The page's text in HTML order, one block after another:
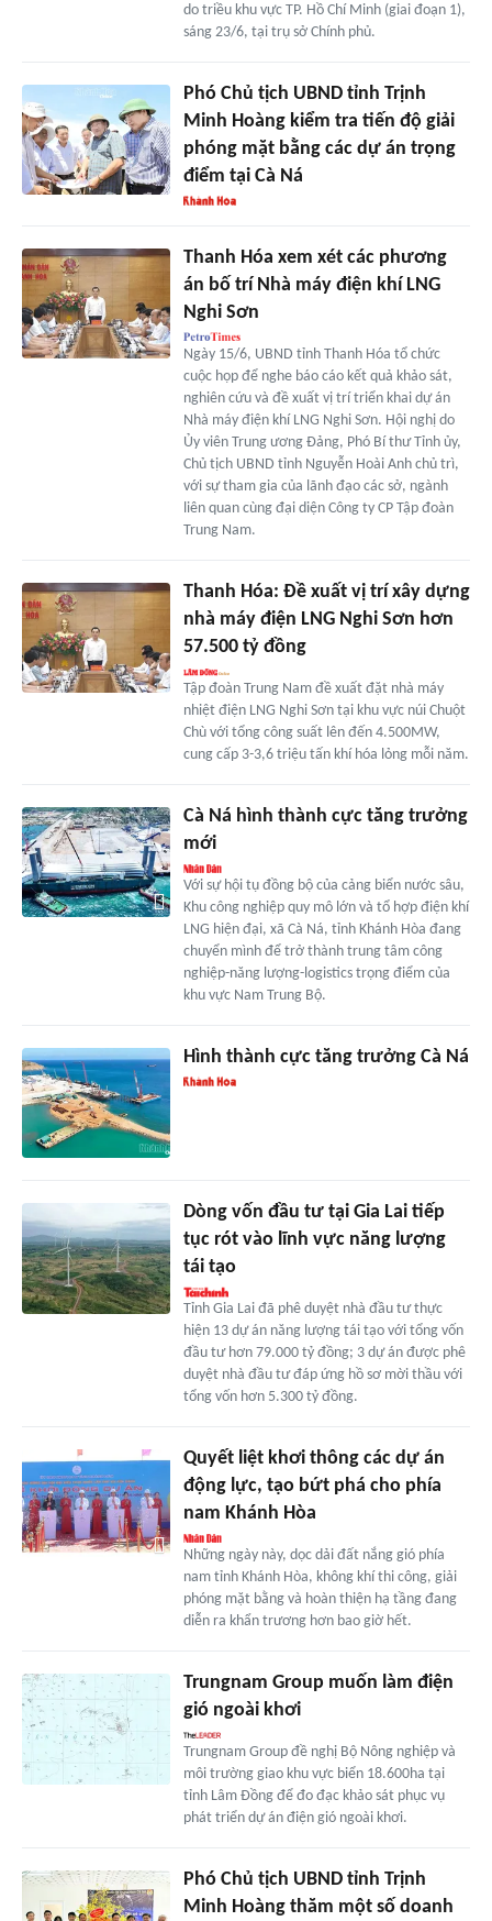
do triều khu vực TP. Hồ Chí Minh (giai đoạn 1),
sáng 23/6, tại trụ sở Chính phủ.
Phó Chủ tịch UBND tỉnh Trịnh
Minh Hoàng kiểm tra tiến độ giải
phóng mặt bằng các dự án trọng
điểm tại Cà Ná
Thanh Hóa xem xét các phương
án bố trí Nhà máy điện khí LNG
Nghi Sơn
Ngày 15/6, UBND tỉnh Thanh Hóa tổ chức
cuộc họp để nghe báo cáo kết quả khảo sát,
nghiên cứu và đề xuất vị trí triển khai dự án
Nhà máy điện khí LNG Nghi Sơn. Hội nghị do
Ủy viên Trung ương Đảng, Phó Bí thư Tỉnh ủy,
Chủ tịch UBND tỉnh Nguyễn Hoài Anh chủ trì,
với sự tham gia của lãnh đạo các sở, ngành
liên quan cùng đại diện Công ty CP Tập đoàn
Trung Nam.
Thanh Hóa: Đề xuất vị trí xây dựng
nhà máy điện LNG Nghi Sơn hơn
57.500 tỷ đồng
Tập đoàn Trung Nam đề xuất đặt nhà máy
nhiệt điện LNG Nghi Sơn tại khu vực núi Chuột
Chù với tổng công suất lên đến 4.500MW,
cung cấp 3-3,6 triệu tấn khí hóa lỏng mỗi năm.
Cà Ná hình thành cực tăng trưởng
mới
Với sự hội tụ đồng bộ của cảng biển nước sâu,
Khu công nghiệp quy mô lớn và tổ hợp điện khí
LNG hiện đại, xã Cà Ná, tỉnh Khánh Hòa đang
chuyển mình để trở thành trung tâm công
nghiệp-năng lượng-logistics trọng điểm của
khu vực Nam Trung Bộ.
Hình thành cực tăng trưởng Cà Ná
Dòng vốn đầu tư tại Gia Lai tiếp
tục rót vào lĩnh vực năng lượng
tái tạo
Tỉnh Gia Lai đã phê duyệt nhà đầu tư thực
hiện 13 dự án năng lượng tái tạo với tổng vốn
đầu tư hơn 79.000 tỷ đồng; 3 dự án được phê
duyệt nhà đầu tư đáp ứng hồ sơ mời thầu với
tổng vốn hơn 5.300 tỷ đồng.
Quyết liệt khơi thông các dự án
động lực, tạo bứt phá cho phía
nam Khánh Hòa
Những ngày này, dọc dải đất nắng gió phía
nam tỉnh Khánh Hòa, không khí thi công, giải
phóng mặt bằng và hoàn thiện hạ tầng đang
diễn ra khẩn trương hơn bao giờ hết.
Trungnam Group muốn làm điện
gió ngoài khơi
Trungnam Group đề nghị Bộ Nông nghiệp và
môi trường giao khu vực biển 18.600ha tại
tỉnh Lâm Đồng để đo đạc khảo sát phục vụ
phát triển dự án điện gió ngoài khơi.
Phó Chủ tịch UBND tỉnh Trịnh
Minh Hoàng thăm một số doanh